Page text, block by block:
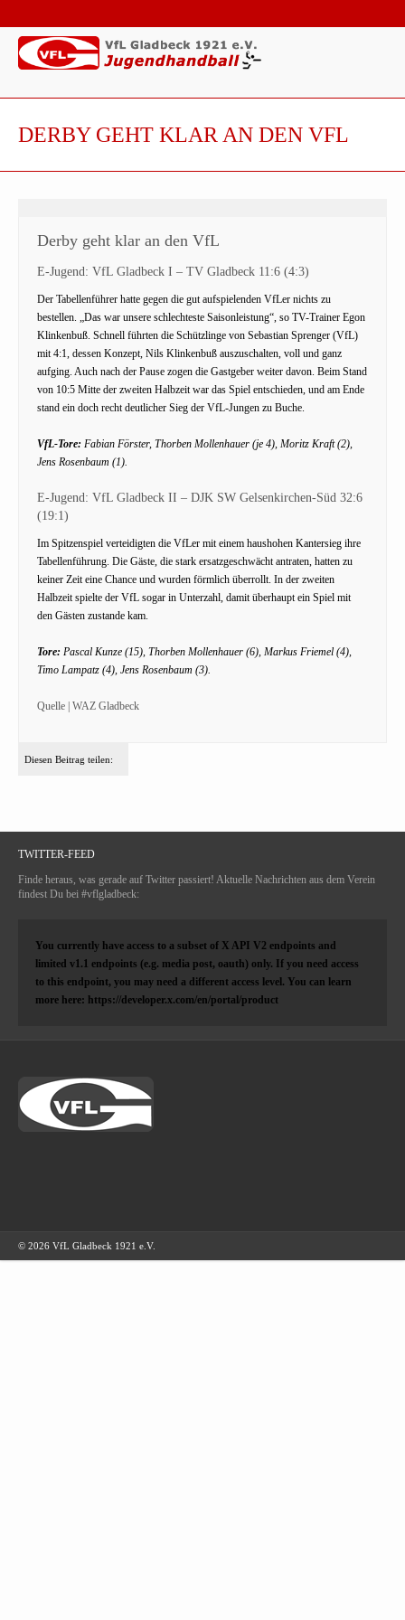
DERBY GEHT KLAR AN DEN VFL
Derby geht klar an den VfL
E-Jugend: VfL Gladbeck I – TV Gladbeck 11:6 (4:3)
Der Tabellenführer hatte gegen die gut aufspielenden VfLer nichts zu
bestellen. „Das war unsere schlechteste Saisonleistung“, so TV-Trainer Egon
Klinkenbuß. Schnell führten die Schützlinge von Sebastian Sprenger (VfL)
mit 4:1, dessen Konzept, Nils Klinkenbuß auszuschalten, voll und ganz
aufging. Auch nach der Pause zogen die Gastgeber weiter davon. Beim Stand
von 10:5 Mitte der zweiten Halbzeit war das Spiel entschieden, und am Ende
stand ein doch recht deutlicher Sieg der VfL-Jungen zu Buche.
VfL-Tore: Fabian Förster, Thorben Mollenhauer (je 4), Moritz Kraft (2),
Jens Rosenbaum (1).
E-Jugend: VfL Gladbeck II – DJK SW Gelsenkirchen-Süd 32:6
(19:1)
Im Spitzenspiel verteidigten die VfLer mit einem haushohen Kantersieg ihre
Tabellenführung. Die Gäste, die stark ersatzgeschwächt antraten, hatten zu
keiner Zeit eine Chance und wurden förmlich überrollt. In der zweiten
Halbzeit spielte der VfL sogar in Unterzahl, damit überhaupt ein Spiel mit
den Gästen zustande kam.
Tore: Pascal Kunze (15), Thorben Mollenhauer (6), Markus Friemel (4),
Timo Lampatz (4), Jens Rosenbaum (3).
Quelle | WAZ Gladbeck
Diesen Beitrag teilen:
TWITTER-FEED
Finde heraus, was gerade auf Twitter passiert! Aktuelle Nachrichten aus dem Verein
findest Du bei #vflgladbeck:
You currently have access to a subset of X API V2 endpoints and
limited v1.1 endpoints (e.g. media post, oauth) only. If you need access
to this endpoint, you may need a different access level. You can learn
more here: https://developer.x.com/en/portal/product
© 2026 VfL Gladbeck 1921 e.V.